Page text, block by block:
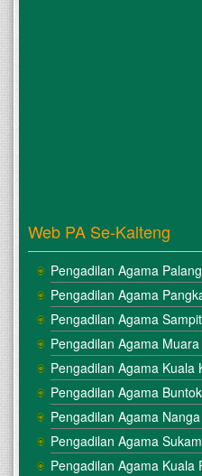
Web PA Se-Kalteng
Pengadilan Agama
Pengadilan Agama
Pengadilan Agama Sampit
Pengadilan Agama Muara
Pengadilan Agama Kuala
Pengadilan Agama Buntok
Pengadilan Agama
Pengadilan Agama
Pengadilan Agama Kuala